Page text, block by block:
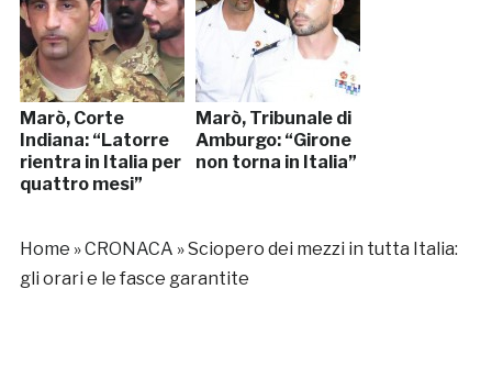
Marò, Corte
Indiana: “Latorre
rientra in Italia per
quattro mesi”
Marò, Tribunale di
Amburgo: “Girone
non torna in Italia”
Home »CRONACA »Sciopero dei mezzi in tutta Italia:
gli orari e le fasce garantite